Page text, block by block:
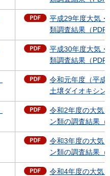
平成29年度大気
類調査結果（PDF
平成30年度大気
類調査結果（PDF
令和元年度（平成
土壌ダイオキシン
令和2年度の大気
ン類の調査結果（
令和3年度の大気
ン類の調査結果（
令和4年度の大気